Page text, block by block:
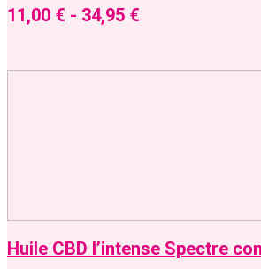
11,00 € - 34,95 €
Huile CBD l’intense Spectre